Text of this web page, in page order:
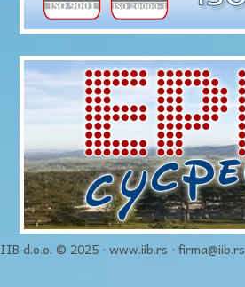
IIB d.o.o. © 2025 · www.iib.rs · firma@iib.rs